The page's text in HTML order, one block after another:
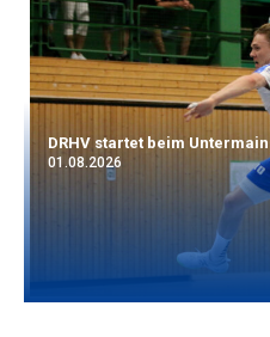
DRHV startet beim
01.08.2026